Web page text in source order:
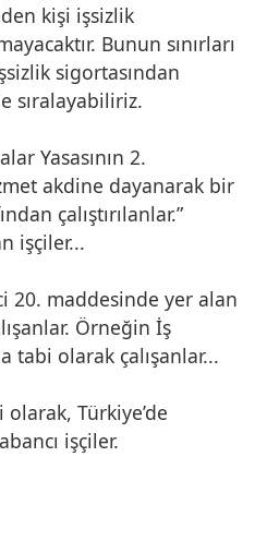
kişi işsizlik
Bunun sınırları
sigortasından
sıralayabiliriz.
Yasasının 2.
akdine dayanarak bir
çalıştırılanlar.”
işçiler...
20. maddesinde yer alan
Örneğin İş
tabi olarak çalışanlar...
olarak, Türkiye’de
işçiler.